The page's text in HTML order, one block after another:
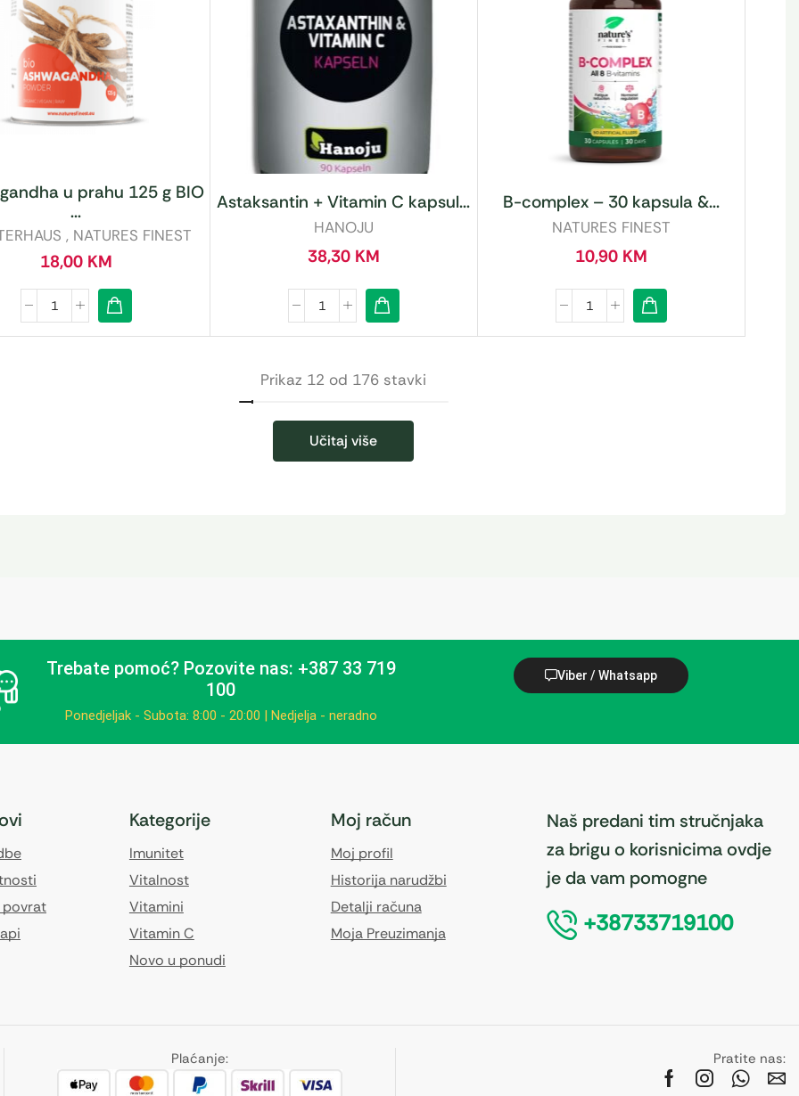
u prahu 125 g BIO
...
, NATURES FINEST
18,00 KM
Astaksantin + Vitamin C kapsul...
HANOJU
38,30 KM
B-complex – 30 kapsula &...
NATURES FINEST
10,90 KM
Prikaz 12 od 176 stavki
Učitaj više
Trebate pomoć?Pozovite nas: +387 33 719
100
Ponedjeljak - Subota: 8:00 - 20:00 | Nedjelja - neradno
Viber / Whatsapp
povrat
Kategorije
Imunitet
Vitalnost
Vitamini
Vitamin C
Novo u ponudi
Moj račun
Moj profil
Historija narudžbi
Detalji računa
Moja Preuzimanja
Naš predani tim stručnjaka
za brigu o korisnicima ovdje
je da vam pomogne
+38733719100
Plaćanje: Pratite nas: